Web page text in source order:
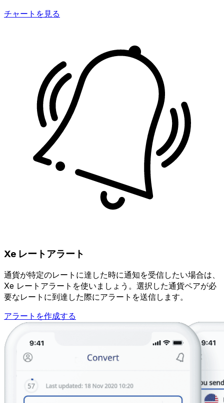
チャートを見る
Xe レートアラート
通貨が特定のレートに達した時に通知を受信したい場合は、
Xe レートアラートを使いましょう。選択した通貨ペアが必
要なレートに到達した際にアラートを送信します。
アラートを作成する